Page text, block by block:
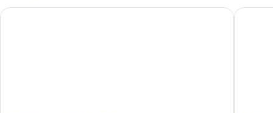
Inter
Inter Burgo Exco Hotel Eldis